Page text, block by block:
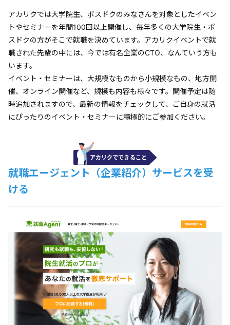
アカリクでは大学院生、ポスドクのみなさんを対象としたイベン
トやセミナーを年間100回以上開催し、毎年多くの大学院生・ポ
スドクの方がそこで就職を決めています。アカリクイベントで就
職された先輩の中には、今では有名企業のCTO、なんていう方も
います。
イベント・セミナーは、大規模なものから小規模なもの、地方開
催、オンライン開催など、規模も内容も様々です。開催予定は随
時追加されますので、最新の情報をチェックして、ご自身の就活
にぴったりのイベント・セミナーに積極的にご参加ください。
就職エージェント（企業紹介）サービスを受
ける